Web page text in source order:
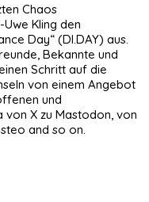
Chaos
Kling den
Day“ (DI.DAY) aus.
Bekannte und
Schritt auf die
von einem Angebot
und
X zu Mastodon, von
and so on.